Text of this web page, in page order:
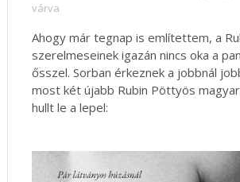
várva
Ahogy már tegnap is említettem, a
szerelmeseinek igazán nincs oka a
ősszel. Sorban érkeznek a jobbnál
most két újabb Rubin Pöttyös
hullt le a lepel: